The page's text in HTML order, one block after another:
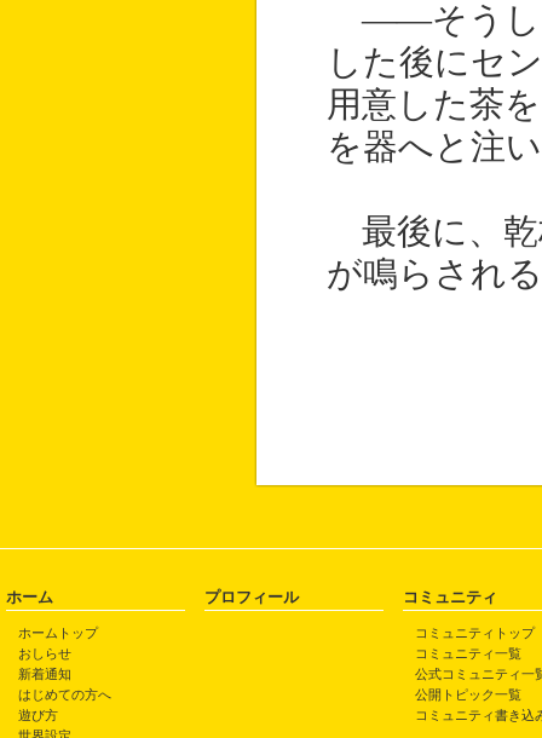
――そうし
した後にセ
用意した茶
を器へと注
最後に、乾
が鳴らされ
ホーム
ホームトップ
おしらせ
新着通知
はじめての方へ
遊び方
プロフィール コミュニティ
コミュニティトップ
コミュニティ一覧
公式コミュニティ一
公開トピック一覧
コミュニティ書き込